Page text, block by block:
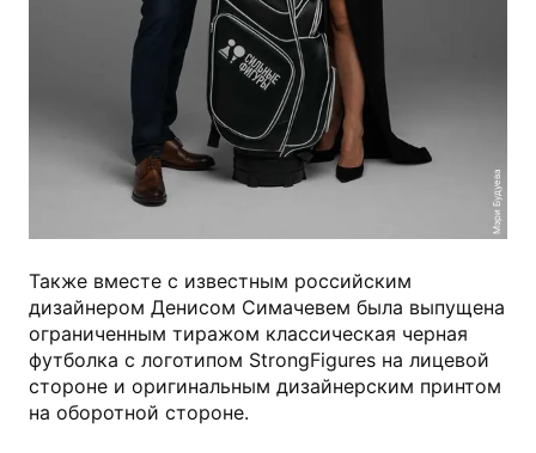
Мэри Будуева
Также вместе с известным российским
дизайнером Денисом Симачевем была выпущена
ограниченным тиражом классическая черная
футболка с логотипом StrongFigures на лицевой
стороне и оригинальным дизайнерским принтом
на оборотной стороне.